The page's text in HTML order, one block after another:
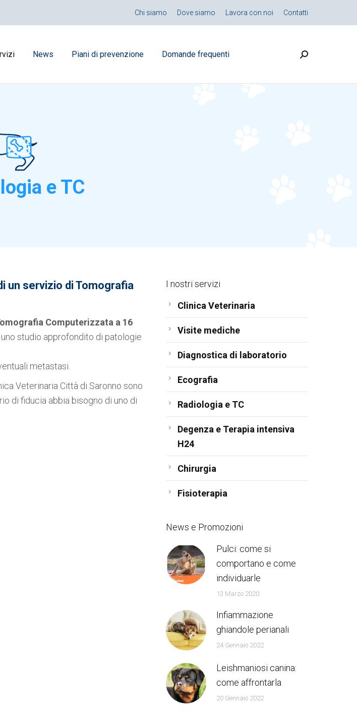
Chi siamo Dove siamo Lavora con noi Contatti
News Piani di prevenzione Domande frequenti Search:
e TC
un servizio di Tomografia
Computerizzata a 16
studio approfondito di patologie
metastasi.
Veterinaria Città di Saronno sono
di fiducia abbia bisogno di uno di
I nostri servizi
Clinica Veterinaria
Visite mediche
Diagnostica di laboratorio
Ecografia
Radiologia e TC
Degenza e Terapia intensiva
H24
Chirurgia
Fisioterapia
News e Promozioni
Pulci: come si
comportano e come
individuarle
13 Marzo 2020
Infiammazione
ghiandole perianali
24 Gennaio 2022
Leishmaniosi canina:
come affrontarla
20 Gennaio 2022